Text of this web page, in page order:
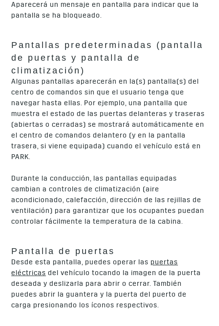
Aparecerá un mensaje en pantalla para indicar que la
pantalla se ha bloqueado.
Pantallas predeterminadas (pantalla
de puertas y pantalla de
climatización)
Algunas pantallas aparecerán en la(s) pantalla(s) del
centro de comandos sin que el usuario tenga que
navegar hasta ellas. Por ejemplo, una pantalla que
muestra el estado de las puertas delanteras y traseras
(abiertas o cerradas) se mostrará automáticamente en
el centro de comandos delantero (y en la pantalla
trasera, si viene equipada) cuando el vehículo está en
PARK.
Durante la conducción, las pantallas equipadas
cambian a controles de climatización (aire
acondicionado, calefacción, dirección de las rejillas de
ventilación) para garantizar que los ocupantes puedan
controlar fácilmente la temperatura de la cabina.
Pantalla de puertas
Desde esta pantalla, puedes operar laspuertas
eléctricas del vehículo tocando la imagen de la puerta
deseada y deslizarla para abrir o cerrar. También
puedes abrir la guantera y la puerta del puerto de
carga presionando los íconos respectivos.